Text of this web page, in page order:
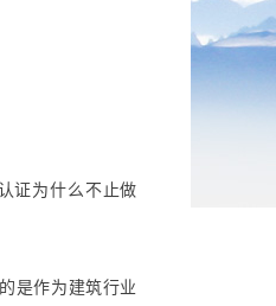
证为什么不止做
是作为建筑行业